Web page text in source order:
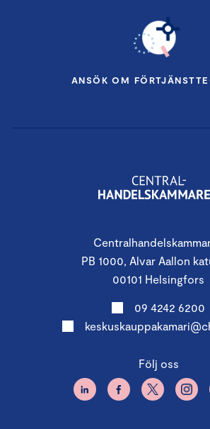
PB 1000, Alvar Aallon
00101 Helsingfors
09 4242 6200
Följ oss
ANSÖK OM